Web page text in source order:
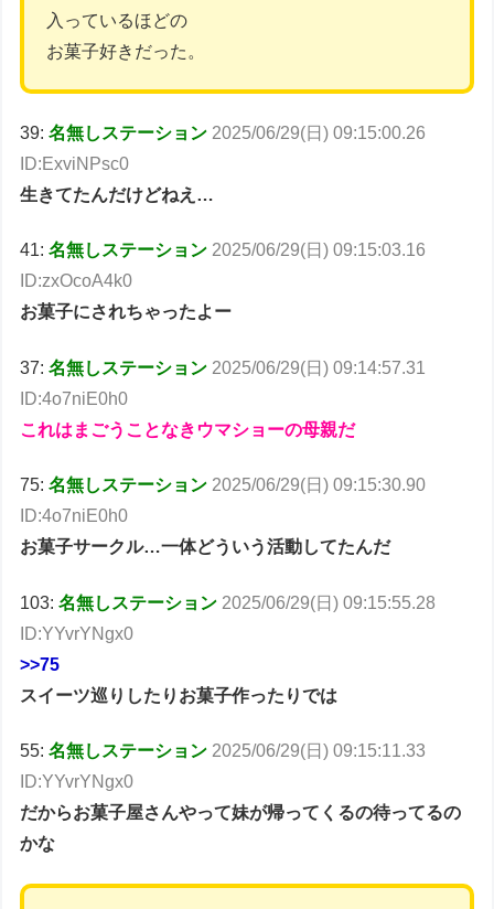
入っているほどの
お菓子好きだった。
39:名無しステーション 2025/06/29(日) 09:15:00.26
ID:ExviNPsc0
生きてたんだけどねえ…
41:名無しステーション 2025/06/29(日) 09:15:03.16
ID:zxOcoA4k0
お菓子にされちゃったよー
37:名無しステーション 2025/06/29(日) 09:14:57.31
ID:4o7niE0h0
これはまごうことなきウマショーの母親だ
75:名無しステーション 2025/06/29(日) 09:15:30.90
ID:4o7niE0h0
お菓子サークル…一体どういう活動してたんだ
103:名無しステーション 2025/06/29(日) 09:15:55.28
ID:YYvrYNgx0
>>75
スイーツ巡りしたりお菓子作ったりでは
55:名無しステーション 2025/06/29(日) 09:15:11.33
ID:YYvrYNgx0
だからお菓子屋さんやって妹が帰ってくるの待ってるの
かな